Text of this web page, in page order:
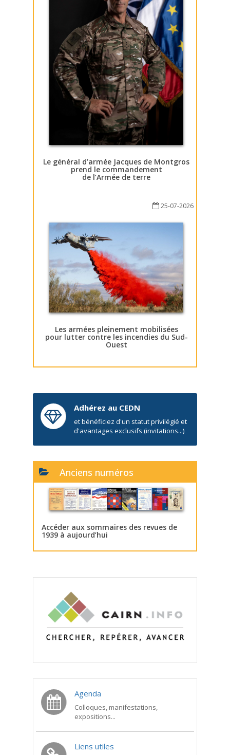
Le général d’armée Jacques de Montgros
prend le commandement
de l’Armée de terre
25-07-2026
Les armées pleinement mobilisées
pour lutter contre les incendies du Sud-
Ouest
Adhérez au CEDN
et bénéficiez d'un statut privilégié et
d'avantages exclusifs (invitations...)
Anciens numéros
Accéder aux sommaires des revues de
1939 à aujourd’hui
Agenda
Colloques, manifestations,
expositions...
Liens utiles